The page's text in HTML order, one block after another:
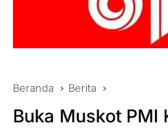
Beranda Berita
Buka Muskot PMI